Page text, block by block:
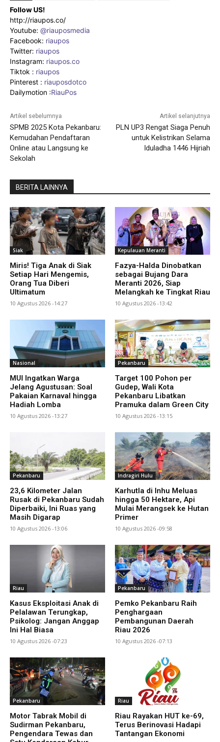
Follow US!
http://riaupos.co/
Youtube: @riauposmedia
Facebook: riaupos
Twitter: riaupos
Instagram: riaupos.co
Tiktok : riaupos
Pinterest : riauposdotco
Dailymotion :RiauPos
Artikel sebelumnya
SPMB 2025 Kota Pekanbaru:
Kemudahan Pendaftaran
Online atau Langsung ke
Sekolah
Artikel selanjutnya
PLN UP3 Rengat Siaga Penuh
untuk Kelistrikan Selama
Iduladha 1446 Hijriah
BERITA LAINNYA
Siak
Miris! Tiga Anak di Siak
Setiap Hari Mengemis,
Orang Tua Diberi
Ultimatum
10 Agustus 2026 -14:27
Kepulauan Meranti
Fazya-Halda Dinobatkan
sebagai Bujang Dara
Meranti 2026, Siap
Melangkah ke Tingkat Riau
10 Agustus 2026 -13:42
Nasional
MUI Ingatkan Warga
Jelang Agustusan: Soal
Pakaian Karnaval hingga
Hadiah Lomba
10 Agustus 2026 -13:27
Pekanbaru
Target 100 Pohon per
Gudep, Wali Kota
Pekanbaru Libatkan
Pramuka dalam Green City
10 Agustus 2026 -13:15
Pekanbaru
23,6 Kilometer Jalan
Rusak di Pekanbaru Sudah
Diperbaiki, Ini Ruas yang
Masih Digarap
10 Agustus 2026 -13:06
Indragiri Hulu
Karhutla di Inhu Meluas
hingga 50 Hektare, Api
Mulai Merangsek ke Hutan
Primer
10 Agustus 2026 -09:58
Riau
Kasus Eksploitasi Anak di
Pelalawan Terungkap,
Psikolog: Jangan Anggap
Ini Hal Biasa
10 Agustus 2026 -07:23
Pekanbaru
Pemko Pekanbaru Raih
Penghargaan
Pembangunan Daerah
Riau 2026
10 Agustus 2026 -07:13
Pekanbaru
Motor Tabrak Mobil di
Sudirman Pekanbaru,
Pengendara Tewas dan
Riau
Riau Rayakan HUT ke-69,
Terus Berinovasi Hadapi
Tantangan Ekonomi